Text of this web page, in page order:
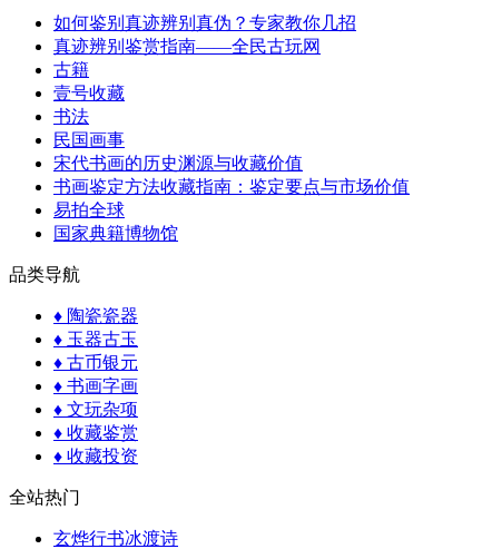
如何鉴别真迹辨别真伪？专家教你几招
真迹辨别鉴赏指南——全民古玩网
古籍
壹号收藏
书法
民国画事
宋代书画的历史渊源与收藏价值
书画鉴定方法收藏指南：鉴定要点与市场价值
易拍全球
国家典籍博物馆
品类导航
♦ 陶瓷瓷器
♦ 玉器古玉
♦ 古币银元
♦ 书画字画
♦ 文玩杂项
♦ 收藏鉴赏
♦ 收藏投资
全站热门
玄烨行书冰渡诗